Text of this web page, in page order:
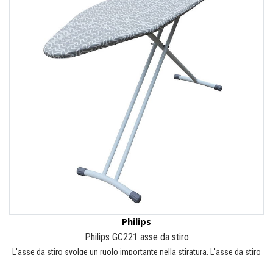
Philips
Philips GC221 asse da stiro
L'asse da stiro svolge un ruolo importante nella stiratura. L'asse da stiro